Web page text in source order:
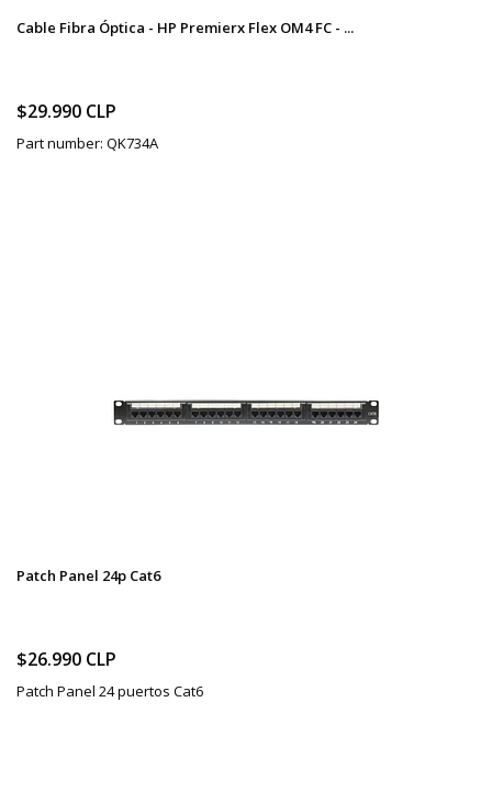
Cable Fibra Óptica - HP Premierx Flex OM4 FC - ...
$29.990 CLP
Part number: QK734A
Patch Panel 24p Cat6
$26.990 CLP
Patch Panel 24 puertos Cat6